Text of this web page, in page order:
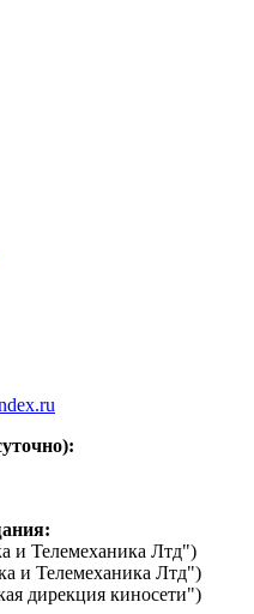
и Телемеханика Лтд")
и Телемеханика Лтд")
дирекция киносети")